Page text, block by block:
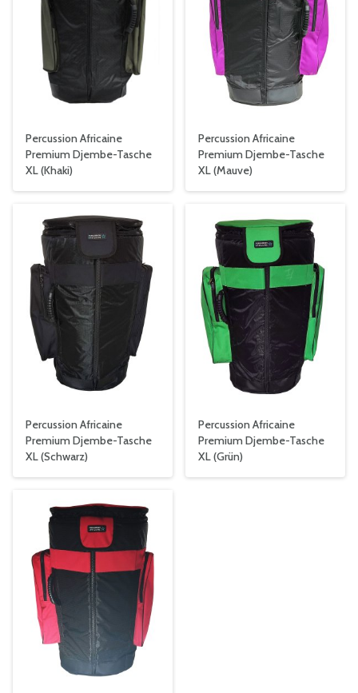
Percussion Africaine
Premium Djembe-Tasche
XL (Khaki)
Percussion Africaine
Premium Djembe-Tasche
XL (Mauve)
Percussion Africaine
Premium Djembe-Tasche
XL (Schwarz)
Percussion Africaine
Premium Djembe-Tasche
XL (Grün)